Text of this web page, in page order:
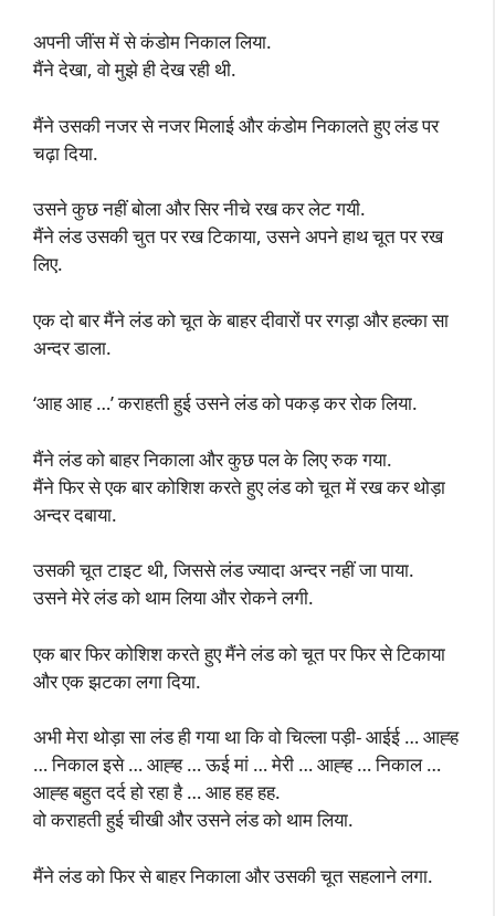
अपनी जींस में से कंडोम निकाल लिया.
मैंने देखा, वो मुझे ही देख रही थी.
मैंने उसकी नजर से नजर मिलाई और कंडोम निकालते हुए लंड पर
चढ़ा दिया.
उसने कुछ नहीं बोला और सिर नीचे रख कर लेट गयी.
मैंने लंड उसकी चुत पर रख टिकाया, उसने अपने हाथ चूत पर रख
लिए.
एक दो बार मैंने लंड को चूत के बाहर दीवारों पर रगड़ा और हल्का सा
अन्दर डाला.
‘आह आह …’ कराहती हुई उसने लंड को पकड़ कर रोक लिया.
मैंने लंड को बाहर निकाला और कुछ पल के लिए रुक गया.
मैंने फिर से एक बार कोशिश करते हुए लंड को चूत में रख कर थोड़ा
अन्दर दबाया.
उसकी चूत टाइट थी, जिससे लंड ज्यादा अन्दर नहीं जा पाया.
उसने मेरे लंड को थाम लिया और रोकने लगी.
एक बार फिर कोशिश करते हुए मैंने लंड को चूत पर फिर से टिकाया
और एक झटका लगा दिया.
अभी मेरा थोड़ा सा लंड ही गया था कि वो चिल्ला पड़ी- आईई … आह्ह
… निकाल इसे … आह्ह … ऊई मां … मेरी … आह्ह … निकाल …
आह्ह बहुत दर्द हो रहा है … आह हह हह.
वो कराहती हुई चीखी और उसने लंड को थाम लिया.
मैंने लंड को फिर से बाहर निकाला और उसकी चूत सहलाने लगा.